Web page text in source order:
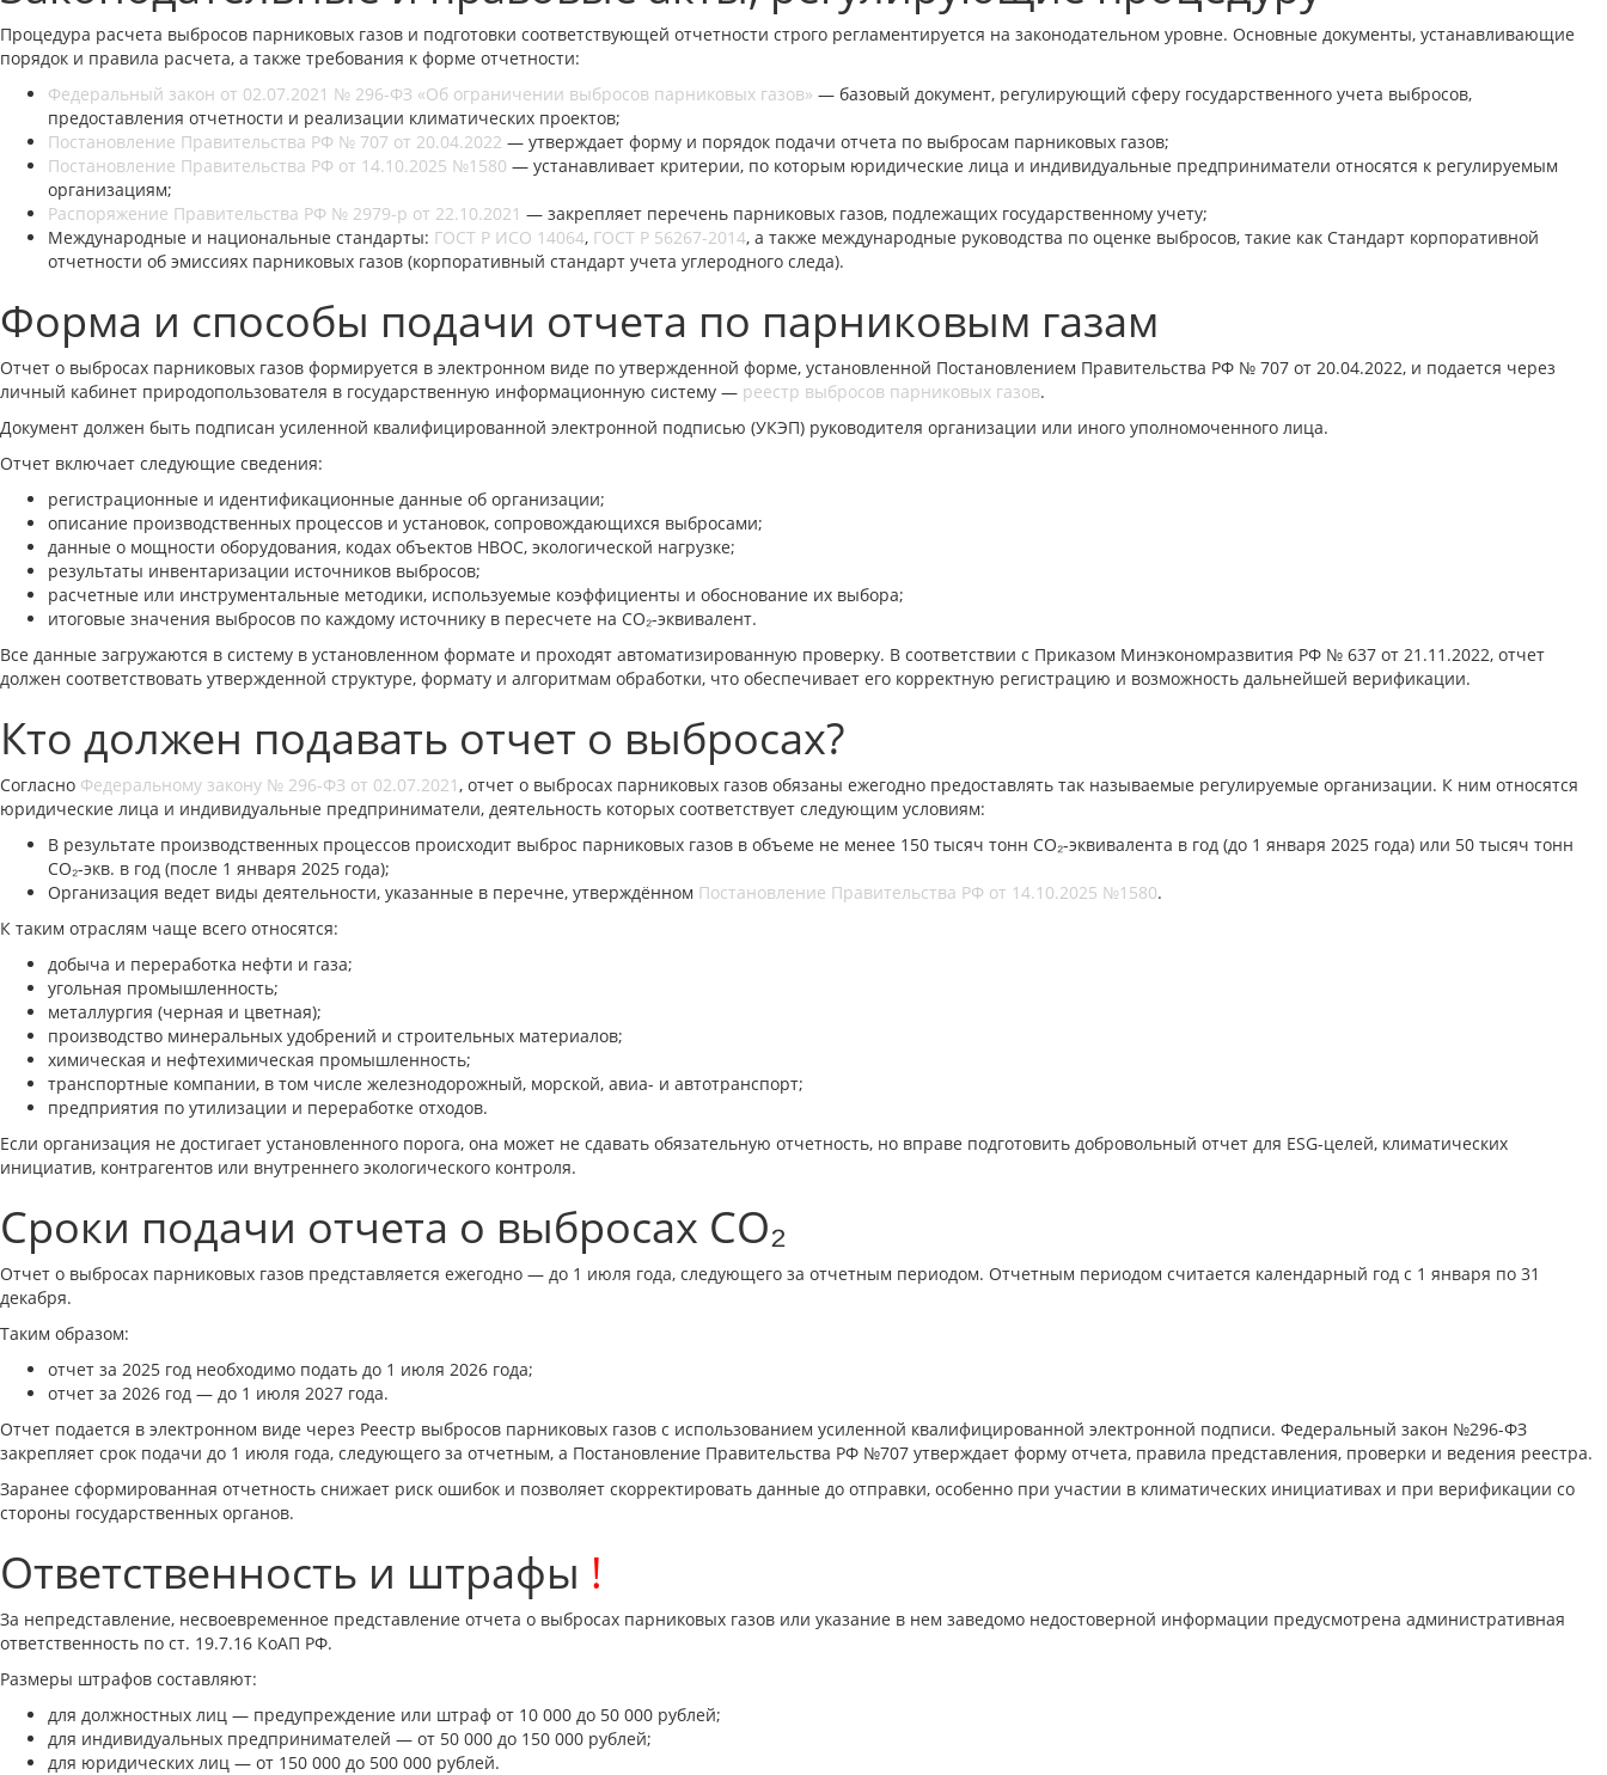
Процедура расчета выбросов парниковых газов и подготовки соответствующей отчетности строго регламентируется на законодательном уровне. Основные документы, устанавливающие
порядок и правила расчета, а также требования к форме отчетности:
Федеральный закон от 02.07.2021 № 296-ФЗ «Об ограничении выбросов парниковых газов» — базовый документ, регулирующий сферу государственного учета выбросов,
предоставления отчетности и реализации климатических проектов;
Постановление Правительства РФ № 707 от 20.04.2022 — утверждает форму и порядок подачи отчета по выбросам парниковых газов;
Постановление Правительства РФ от 14.10.2025 №1580 — устанавливает критерии, по которым юридические лица и индивидуальные предприниматели относятся к регулируемым
организациям;
Распоряжение Правительства РФ № 2979-р от 22.10.2021 — закрепляет перечень парниковых газов, подлежащих государственному учету;
Международные и национальные стандарты: ГОСТ Р ИСО 14064, ГОСТ Р 56267-2014, а также международные руководства по оценке выбросов, такие как Стандарт корпоративной
отчетности об эмиссиях парниковых газов (корпоративный стандарт учета углеродного следа).
Форма и способы подачи отчета по парниковым газам
Отчет о выбросах парниковых газов формируется в электронном виде по утвержденной форме, установленной Постановлением Правительства РФ № 707 от 20.04.2022, и подается через
личный кабинет природопользователя в государственную информационную систему — реестр выбросов парниковых газов.
Документ должен быть подписан усиленной квалифицированной электронной подписью (УКЭП) руководителя организации или иного уполномоченного лица.
Отчет включает следующие сведения:
регистрационные и идентификационные данные об организации;
описание производственных процессов и установок, сопровождающихся выбросами;
данные о мощности оборудования, кодах объектов НВОС, экологической нагрузке;
результаты инвентаризации источников выбросов;
расчетные или инструментальные методики, используемые коэффициенты и обоснование их выбора;
итоговые значения выбросов по каждому источнику в пересчете на CO₂-эквивалент.
Все данные загружаются в систему в установленном формате и проходят автоматизированную проверку. В соответствии с Приказом Минэкономразвития РФ № 637 от 21.11.2022, отчет
должен соответствовать утвержденной структуре, формату и алгоритмам обработки, что обеспечивает его корректную регистрацию и возможность дальнейшей верификации.
Кто должен подавать отчет о выбросах?
Согласно Федеральному закону № 296-ФЗ от 02.07.2021, отчет о выбросах парниковых газов обязаны ежегодно предоставлять так называемые регулируемые организации. К ним относятся
юридические лица и индивидуальные предприниматели, деятельность которых соответствует следующим условиям:
В результате производственных процессов происходит выброс парниковых газов в объеме не менее 150 тысяч тонн CO₂-эквивалента в год (до 1 января 2025 года) или 50 тысяч тонн
CO₂-экв. в год (после 1 января 2025 года);
Организация ведет виды деятельности, указанные в перечне, утверждённом Постановление Правительства РФ от 14.10.2025 №1580.
К таким отраслям чаще всего относятся:
добыча и переработка нефти и газа;
угольная промышленность;
металлургия (черная и цветная);
производство минеральных удобрений и строительных материалов;
химическая и нефтехимическая промышленность;
транспортные компании, в том числе железнодорожный, морской, авиа- и автотранспорт;
предприятия по утилизации и переработке отходов.
Если организация не достигает установленного порога, она может не сдавать обязательную отчетность, но вправе подготовить добровольный отчет для ESG-целей, климатических
инициатив, контрагентов или внутреннего экологического контроля.
Сроки подачи отчета о выбросах CO₂
Отчет о выбросах парниковых газов представляется ежегодно — до 1 июля года, следующего за отчетным периодом. Отчетным периодом считается календарный год с 1 января по 31
декабря.
Таким образом:
отчет за 2025 год необходимо подать до 1 июля 2026 года;
отчет за 2026 год — до 1 июля 2027 года.
Отчет подается в электронном виде через Реестр выбросов парниковых газов с использованием усиленной квалифицированной электронной подписи. Федеральный закон №296-ФЗ
закрепляет срок подачи до 1 июля года, следующего за отчетным, а Постановление Правительства РФ №707 утверждает форму отчета, правила представления, проверки и ведения реестра.
Заранее сформированная отчетность снижает риск ошибок и позволяет скорректировать данные до отправки, особенно при участии в климатических инициативах и при верификации со
стороны государственных органов.
Ответственность и штрафы !
За непредставление, несвоевременное представление отчета о выбросах парниковых газов или указание в нем заведомо недостоверной информации предусмотрена административная
ответственность по ст. 19.7.16 КоАП РФ.
Размеры штрафов составляют:
для должностных лиц — предупреждение или штраф от 10 000 до 50 000 рублей;
для индивидуальных предпринимателей — от 50 000 до 150 000 рублей;
для юридических лиц — от 150 000 до 500 000 рублей.